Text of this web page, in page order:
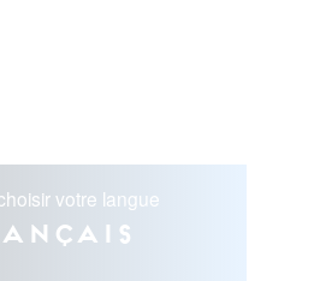
votre langue